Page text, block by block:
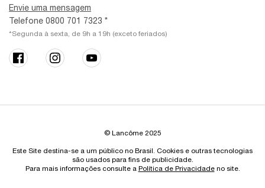
Envie uma mensagem
Telefone 0800 701 7323 *
*Segunda à sexta, de 9h a 19h (exceto feriados)
© Lancôme 2025
Este Site destina-se a um público no Brasil. Cookies e outras tecnologias
são usados para fins de publicidade.
Para mais informações consulte a Política de Privacidadeno site.